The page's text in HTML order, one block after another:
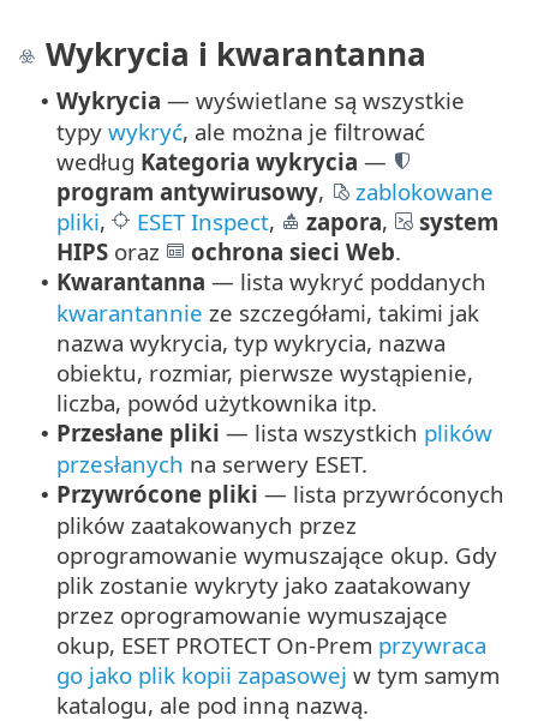
Wykrycia i kwarantanna
• Wykrycia — wyświetlane są wszystkie
typy wykryć, ale można je filtrować
według Kategoria wykrycia —
program antywirusowy,
zablokowane
pliki, ESET Inspect, zapora,
system
HIPS oraz ochrona sieci Web.
• Kwarantanna — lista wykryć poddanych
kwarantannie ze szczegółami, takimi jak
nazwa wykrycia, typ wykrycia, nazwa
obiektu, rozmiar, pierwsze wystąpienie,
liczba, powód użytkownika itp.
• Przesłane pliki — lista wszystkich plików
przesłanych na serwery ESET.
• Przywrócone pliki — lista przywróconych
plików zaatakowanych przez
oprogramowanie wymuszające okup. Gdy
plik zostanie wykryty jako zaatakowany
przez oprogramowanie wymuszające
okup, ESET PROTECT On-Prem przywraca
go jako plik kopii zapasowej w tym samym
katalogu, ale pod inną nazwą.